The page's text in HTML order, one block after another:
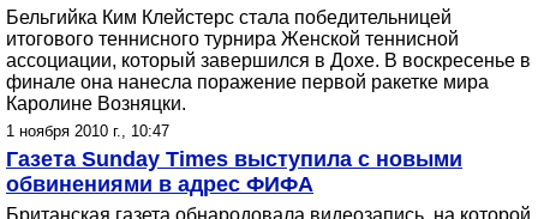
Бельгийка Ким Клейстерс стала победительницей
итогового теннисного турнира Женской теннисной
ассоциации, который завершился в Дохе. В воскресенье в
финале она нанесла поражение первой ракетке мира
Каролине Возняцки.
1 ноября 2010 г., 10:47
Газета Sunday Times выступила с новыми
обвинениями в адрес ФИФА
Британская газета обнародовала видеозапись, на которой